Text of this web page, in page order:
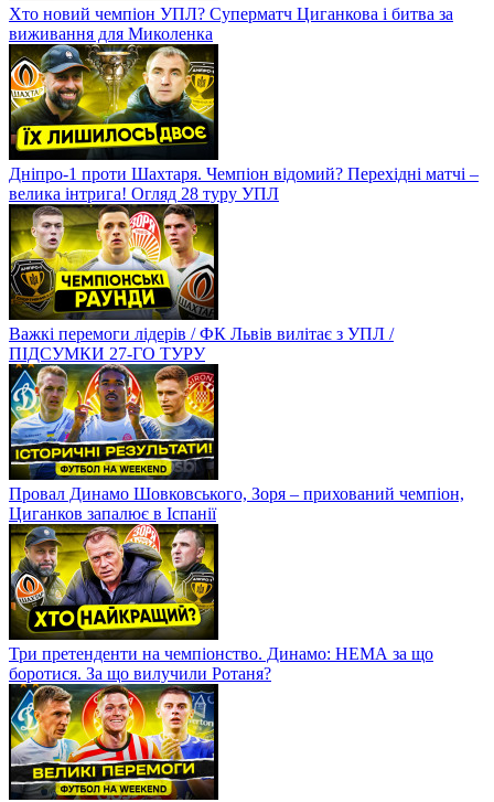
Хто новий чемпіон УПЛ? Суперматч Циганкова і битва за
виживання для Миколенка
Дніпро-1 проти Шахтаря. Чемпіон відомий? Перехідні матчі –
велика інтрига! Огляд 28 туру УПЛ
Важкі перемоги лідерів / ФК Львів вилітає з УПЛ /
ПІДСУМКИ 27-ГО ТУРУ
Провал Динамо Шовковського, Зоря – прихований чемпіон,
Циганков запалює в Іспанії
Три претенденти на чемпіонство. Динамо: НЕМА за що
боротися. За що вилучили Ротаня?